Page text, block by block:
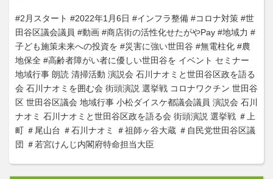
#2月スタート #2022年1月6日 #インフラ整備 #コロナ対策 #世
田谷区議会議員 #動画 #商店街の活性化せたがやPay #地域力 #
子ども施策未来への投資を #災害に強い世田谷 #無電柱化 #農
地保全 #高齢者障がい者に優しい世田谷を イベント セミナー
地域行事 朗読 清掃活動 演説会 石川ナオミと世田谷区政を語る
会 石川ナオミを囲む会 街頭演説 選挙戦 コロナワクチン 世田谷
区 世田谷区議会 地域行事 小松ダイスケ都議会議員 演説会 石川
ナオミ 石川ナオミと世田谷区政を語る会 街頭演説 選挙戦 ＃上
町 ＃尾山台 ＃石川ナオミ ＃祖師ヶ谷大蔵 ＃自民党世田谷区議
団 ＃若宮けんじ内閣府特命担当大臣